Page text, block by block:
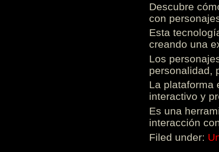
Descubre
con
Esta
creando una
Los
personalidad,
La plataforma
interactivo y
Es una
interacción
Filed under: